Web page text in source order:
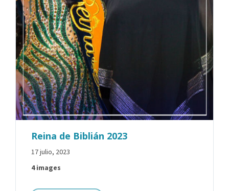
Reina de Biblián 2023
17 julio, 2023
4 images